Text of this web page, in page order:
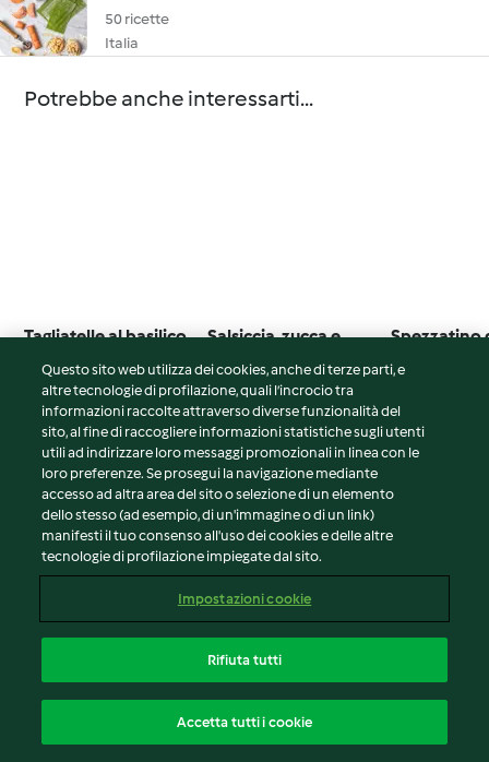
50 ricette
Italia
Potrebbe anche interessarti...
Tagliatelle al basilico
pomodori
4.8 (23)
Salsiccia, zucca e
4.1 (89)
Spezzatino
© Copyright 2026
Termini del servizio
Informativa sulla privacy
Note legali
Contenuto del rapporto
Questo sito web utilizza dei cookies, anche di terze parti, e
altre tecnologie di profilazione, quali l’incrocio tra
informazioni raccolte attraverso diverse funzionalità del
sito, al fine di raccogliere informazioni statistiche sugli utenti
utili ad indirizzare loro messaggi promozionali in linea con le
loro preferenze. Se prosegui la navigazione mediante
accesso ad altra area del sito o selezione di un elemento
dello stesso (ad esempio, di un'immagine o di un link)
manifesti il tuo consenso all'uso dei cookies e delle altre
tecnologie di profilazione impiegate dal sito.
Impostazioni cookie
Rifiuta tutti
Accetta tutti i cookie